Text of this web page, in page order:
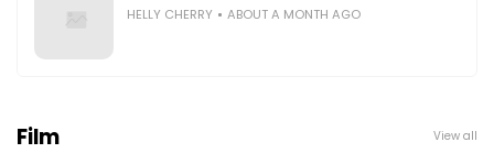
HELLY CHERRY ABOUT A MONTH AGO
Film View all